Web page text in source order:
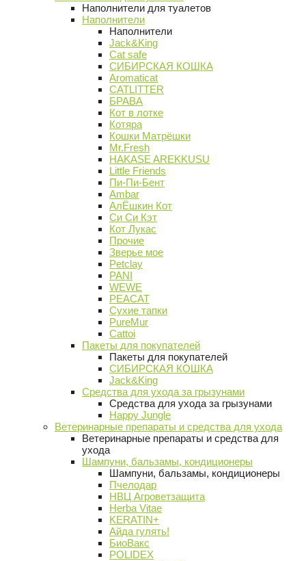
Наполнители для туалетов
Наполнители
Наполнители
Jack&King
Cat safe
СИБИРСКАЯ КОШКА
Aromaticat
CATLITTER
БРАВА
Кот в лотке
Котяра
Кошки Матрёшки
Mr.Fresh
HAKASE AREKKUSU
Little Friends
Пи-Пи-Бент
Ambar
АлЁшкин Кот
Си Си Кэт
Кот Лукас
Прочие
Зверье мое
Petclay
PANI
WEWE
PEACAT
Сухие тапки
PureMur
Cattoi
Пакеты для покупателей
Пакеты для покупателей
СИБИРСКАЯ КОШКА
Jack&King
Средства для ухода за грызунами
Средства для ухода за грызунами
Happy Jungle
Ветеринарные препараты и средства для ухода
Ветеринарные препараты и средства для
ухода
Шампуни, бальзамы, кондиционеры
Шампуни, бальзамы, кондиционеры
Пчелодар
НВЦ Агроветзащита
Herba Vitae
KERATIN+
Айда гулять!
БиоВакс
POLIDEX